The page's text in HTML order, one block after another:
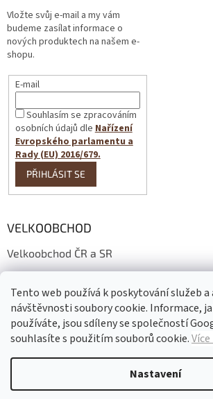
Tento web používá k poskytování služeb a
návštěvnosti soubory cookie. Informace,
používáte, jsou sdíleny se společností
souhlasíte s použitím souborů cookie.
Nastavení
Vložte svůj e-mail a my vám
budeme zasílat informace o
nových produktech na našem e-
shopu.
E-mail
Souhlasím se zpracováním
osobních údajů dleNařízení
Evropského parlamentu a
Rady (EU) 2016/679.
PŘIHLÁSIT SE
VELKOOBCHOD
Velkoobchod ČR a SR
Großhandelsbedingungen
Vytvořil Shoptet